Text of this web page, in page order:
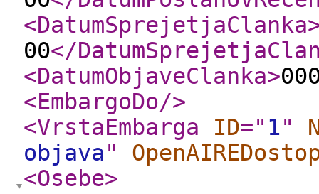
<DatumSprejetjaClanka
00</
<DatumObjaveClanka>
<EmbargoDo/>
<VrstaEmbarga
ID=" 1"
objava"
<Osebe>